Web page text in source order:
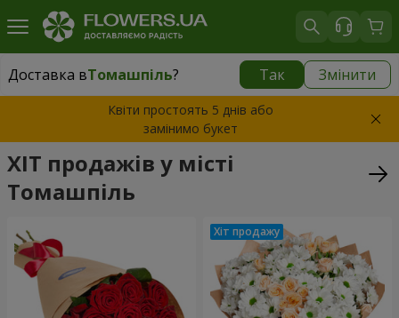
Доставка вТомашпіль? Так Змінити
Доставка вТомашпіль|
Квіти простоять 5 днів або
замінимо букет
ХІТ продажів у місті
Томашпіль